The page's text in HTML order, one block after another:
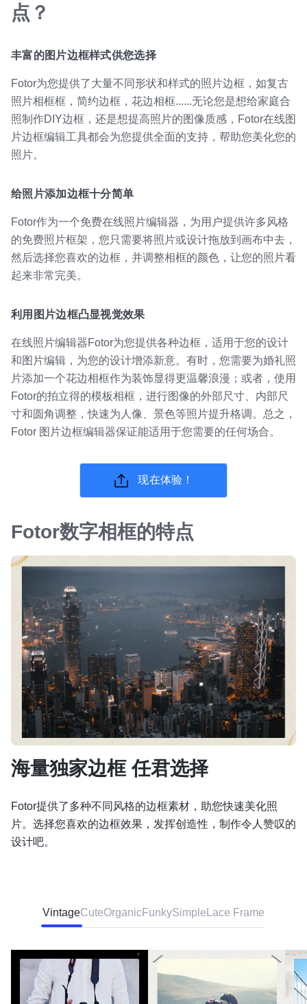
点？
丰富的图片边框样式供您选择
Fotor为您提供了大量不同形状和样式的照片边框，如复古
照片相框框，简约边框，花边相框......无论您是想给家庭合
照制作DIY边框，还是想提高照片的图像质感，Fotor在线图
片边框编辑工具都会为您提供全面的支持，帮助您美化您的
照片。
给照片添加边框十分简单
Fotor作为一个免费在线照片编辑器，为用户提供许多风格
的免费照片框架，您只需要将照片或设计拖放到画布中去，
然后选择您喜欢的边框，并调整相框的颜色，让您的照片看
起来非常完美。
利用图片边框凸显视觉效果
在线照片编辑器Fotor为您提供各种边框，适用于您的设计
和图片编辑，为您的设计增添新意。有时，您需要为婚礼照
片添加一个花边相框作为装饰显得更温馨浪漫；或者，使用
Fotor的拍立得的模板相框，进行图像的外部尺寸、内部尺
寸和圆角调整，快速为人像、景色等照片提升格调。总之，
Fotor 图片边框编辑器保证能适用于您需要的任何场合。
现在体验！
Fotor数字相框的特点
海量独家边框 任君选择
Fotor提供了多种不同风格的边框素材，助您快速美化照
片。选择您喜欢的边框效果，发挥创造性，制作令人赞叹的
设计吧。
VintageCuteOrganicFunkySimple Lace Frame